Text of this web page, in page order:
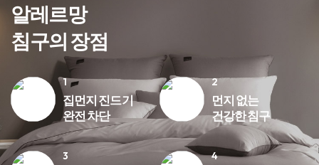
알레르망
침구의 장점
집먼지 진드기
완전 차단
먼지 없는
건강한 침구